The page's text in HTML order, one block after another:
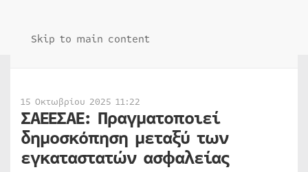
Skip to main content
15 Οκτωβρίου 2025 11:22
ΣΑΕΕΣΑΕ: Πραγματοποιεί
δημοσκόπηση μεταξύ των
εγκαταστατών ασφαλείας